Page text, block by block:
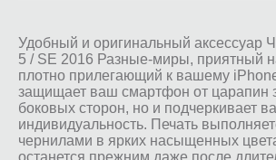
Удобный и оригинальный аксессуар
5 / SE 2016 Разные-миры, приятный
плотно прилегающий к вашему
защищает ваш смартфон от царапин
боковых сторон, но и подчеркивает
индивидуальность. Печать
чернилами в ярких насыщенных
останется прежним даже после